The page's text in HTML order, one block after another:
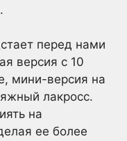
перед нами
версия с 10
мини-версия на
лакросс.
на
ее более